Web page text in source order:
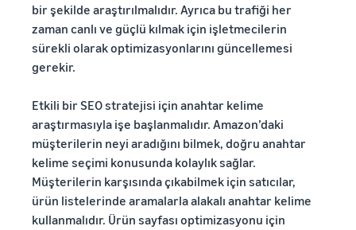
bir şekilde araştırılmalıdır. Ayrıca bu trafiği her
zaman canlı ve güçlü kılmak için işletmecilerin
sürekli olarak optimizasyonlarını güncellemesi
gerekir.
Etkili bir SEO stratejisi için anahtar kelime
araştırmasıyla işe başlanmalıdır. Amazon’daki
müşterilerin neyi aradığını bilmek, doğru anahtar
kelime seçimi konusunda kolaylık sağlar.
Müşterilerin karşısında çıkabilmek için satıcılar,
ürün listelerinde aramalarla alakalı anahtar kelime
kullanmalıdır. Ürün sayfası optimizasyonu için